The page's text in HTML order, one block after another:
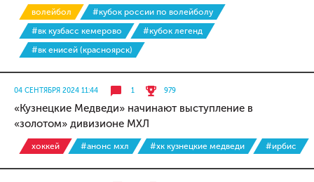
волейбол
#кубок россии по волейболу
#вк кузбасс кемерово
#кубок легенд
#вк енисей (красноярск)
04 СЕНТЯБРЯ 2024 11:44 1 979
«Кузнецкие Медведи» начинают выступление в
«золотом» дивизионе МХЛ
хоккей #анонс мхл #хк кузнецкие медведи #ирбис